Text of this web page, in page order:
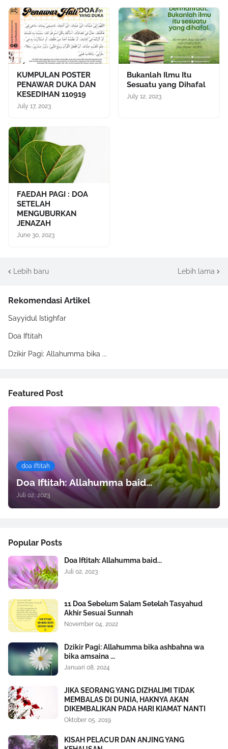
KUMPULAN POSTER
PENAWAR DUKA DAN
KESEDIHAN 110919
July 17, 2023
Bukanlah Ilmu Itu
Sesuatu yang Dihafal
July 12, 2023
FAEDAH PAGI : DOA
SETELAH
MENGUBURKAN
JENAZAH
June 30, 2023
Lebih baru Lebih lama
Rekomendasi Artikel
Sayyidul Istighfar
Doa Iftitah
Dzikir Pagi: Allahumma bika ...
Featured Post
doa iftitah
Doa Iftitah: Allahumma baid...
Juli 02, 2023
Popular Posts
Doa Iftitah: Allahumma baid...
Juli 02, 2023
11 Doa Sebelum Salam Setelah Tasyahud
Akhir Sesuai Sunnah
November 04, 2022
Dzikir Pagi: Allahumma bika ashbahna wa
bika amsaina ...
Januari 08, 2024
JIKA SEORANG YANG DIZHALIMI TIDAK
MEMBALAS DI DUNIA, HAKNYA AKAN
DIKEMBALIKAN PADA HARI KIAMAT NANTI
Oktober 05, 2019
KISAH PELACUR DAN ANJING YANG